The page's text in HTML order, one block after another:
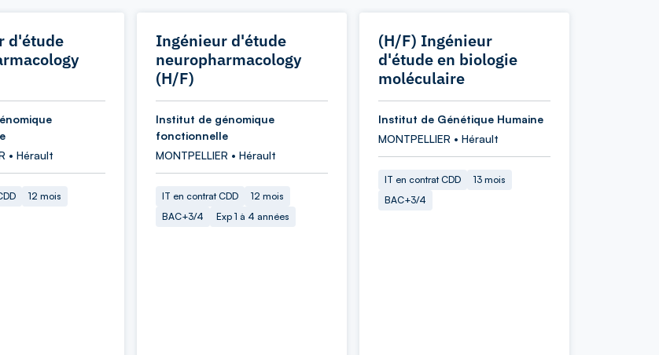
d'étude
• Hérault
12 mois
Ingénieur d'étude
neuropharmacology
(H/F)
Institut de génomique
fonctionnelle
MONTPELLIER • Hérault
IT en contrat CDD
12 mois
BAC+3/4
Exp 1 à 4 années
(H/F) Ingénieur
d'étude en biologie
moléculaire
Institut de Génétique Humaine
MONTPELLIER • Hérault
IT en contrat CDD
13 mois
BAC+3/4